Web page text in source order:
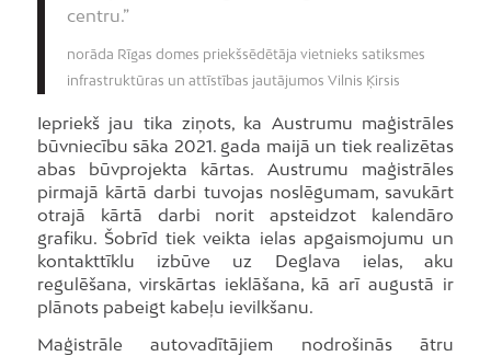
centru.”
norāda Rīgas domes priekšsēdētāja vietnieks satiksmes
infrastruktūras un attīstības jautājumos Vilnis Ķirsis
Iepriekš jau tika ziņots, ka Austrumu maģistrāles
būvniecību sāka 2021. gada maijā un tiek realizētas
abas būvprojekta kārtas. Austrumu maģistrāles
pirmajā kārtā darbi tuvojas noslēgumam, savukārt
otrajā kārtā darbi norit apsteidzot kalendāro
grafiku. Šobrīd tiek veikta ielas apgaismojumu un
kontakttīklu izbūve uz Deglava ielas, aku
regulēšana, virskārtas ieklāšana, kā arī augustā ir
plānots pabeigt kabeļu ievilkšanu.
Maģistrāle autovadītājiem nodrošinās ātru